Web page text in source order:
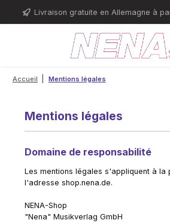
Passer au contenu principal
Livraison gratuite en Allemagne à
Accueil Mentions légales
Mentions légales
Domaine de responsabilité
Les mentions légales s'appliquent à la
l'adresse shop.nena.de.
NENA-Shop
"Nena" Musikverlag GmbH